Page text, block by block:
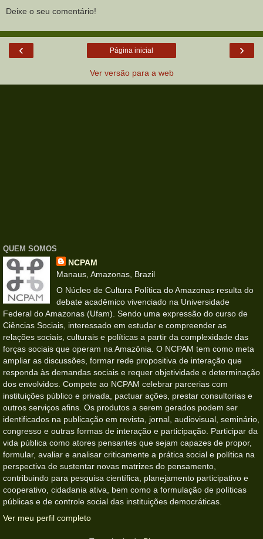
Deixe o seu comentário!
‹ ›
Página inicial
Ver versão para a web
QUEM SOMOS
NCPAM
Manaus, Amazonas, Brazil
O Núcleo de Cultura Política do Amazonas resulta do
debate acadêmico vivenciado na Universidade
Federal do Amazonas (Ufam). Sendo uma expressão do curso de
Ciências Sociais, interessado em estudar e compreender as
relações sociais, culturais e políticas a partir da complexidade das
forças sociais que operam na Amazônia. O NCPAM tem como meta
ampliar as discussões, formar rede propositiva de interação que
responda às demandas sociais e requer objetividade e determinação
dos envolvidos. Compete ao NCPAM celebrar parcerias com
instituições público e privada, pactuar ações, prestar consultorias e
outros serviços afins. Os produtos a serem gerados podem ser
identificados na publicação em revista, jornal, audiovisual, seminário,
congresso e outras formas de interação e participação. Participar da
vida pública como atores pensantes que sejam capazes de propor,
formular, avaliar e analisar criticamente a prática social e política na
perspectiva de sustentar novas matrizes do pensamento,
contribuindo para pesquisa científica, planejamento participativo e
cooperativo, cidadania ativa, bem como a formulação de políticas
públicas e de controle social das instituições democráticas.
Ver meu perfil completo